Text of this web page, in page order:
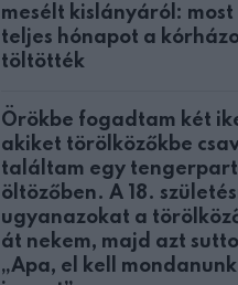
mesélt kislányáról: most
teljes hónapot a
töltötték
Örökbe fogadtam két
akiket törölközőkbe
találtam egy
öltözőben. A 18.
ugyanazokat a
át nekem, majd azt
„Apa, el kell